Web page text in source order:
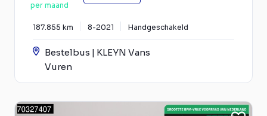
per maand
187.855 km 8-2021 Handgeschakeld
Bestelbus | KLEYN Vans
Vuren